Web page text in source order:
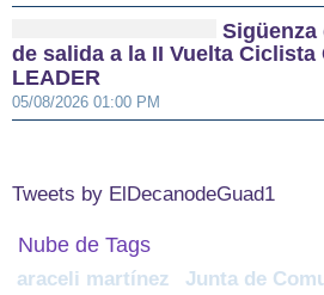
de salida a la II Vuelta
LEADER
05/08/2026 01:00 PM
Tweets by ElDecanodeGuad1
Nube de Tags
araceli martínez